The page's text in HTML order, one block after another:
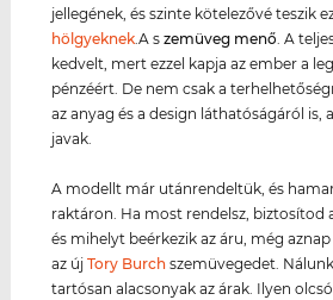
jellegének, és szinte kötelezővé teszik
hölgyeknek.A szemüveg menő. A
kedvelt, mert ezzel kapja az ember a
pénzéért. De nem csak a
az anyag és a design láthatóságáról is,
javak.
A modellt már utánrendeltük, és
raktáron. Ha most rendelsz, biztosítod
és mihelyt beérkezik az áru, még
az újTory Burch szemüvegedet.
tartósan alacsonyak az árak. Ilyen